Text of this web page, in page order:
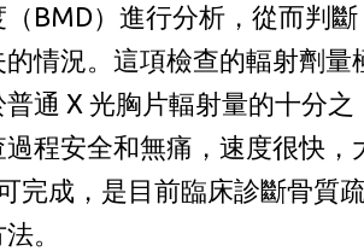
BMD）進行分析，從而判斷
情況。這項檢查的輻射劑量
通 X 光胸片輻射量的十分之
程安全和無痛，速度很快，
完成，是目前臨床診斷骨質
。